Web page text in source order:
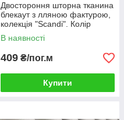
Двостороння шторна тканина
блекаут з лляною фактурою,
колекція "Scandi". Колір
попелястий. Код 1898ш
В наявності
409 ₴/пог.м
Купити